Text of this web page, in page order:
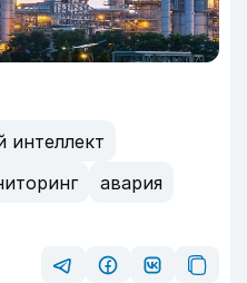
интеллект
авария